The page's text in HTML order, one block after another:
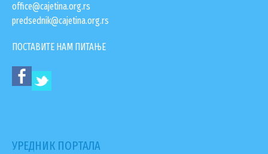
office@cajetina.org.rs
predsednik@cajetina.org.rs
ПОСТАВИТЕ НАМ ПИТАЊЕ
УРЕДНИК ПОРТАЛА